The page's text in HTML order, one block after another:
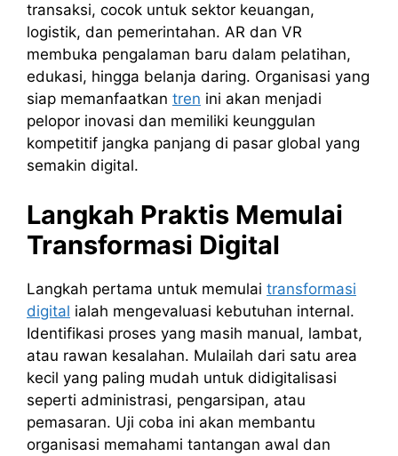
transaksi, cocok untuk sektor keuangan,
logistik, dan pemerintahan. AR dan VR
membuka pengalaman baru dalam pelatihan,
edukasi, hingga belanja daring. Organisasi yang
siap memanfaatkan tren ini akan menjadi
pelopor inovasi dan memiliki keunggulan
kompetitif jangka panjang di pasar global yang
semakin digital.
Langkah Praktis Memulai
Transformasi Digital
Langkah pertama untuk memulai transformasi
digital ialah mengevaluasi kebutuhan internal.
Identifikasi proses yang masih manual, lambat,
atau rawan kesalahan. Mulailah dari satu area
kecil yang paling mudah untuk didigitalisasi
seperti administrasi, pengarsipan, atau
pemasaran. Uji coba ini akan membantu
organisasi memahami tantangan awal dan